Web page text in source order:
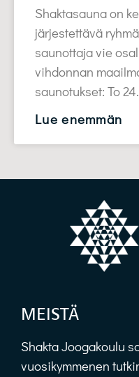
Shaktasauna on
järjestettävä
saunottaja vie
vihdonnan
saunotukset: To
Lue enemmän
MEISTÄ
Shakta Joogakoulu
vuosikymmenen